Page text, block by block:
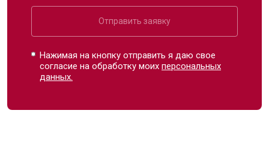
Отправить заявку
Нажимая на кнопку отправить я даю свое
согласие на обработку моихперсональных
данных.